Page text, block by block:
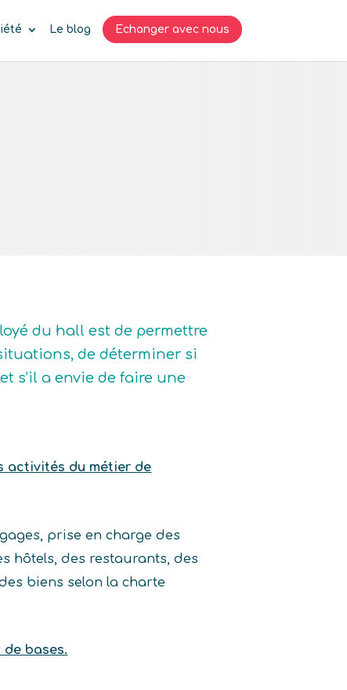
Le blog Echanger avec nous
du hall est de permettre
de déterminer si
s’il a envie de faire une
activités du métier de
prise en charge des
hôtels, des restaurants, des
biens selon la charte
bases.